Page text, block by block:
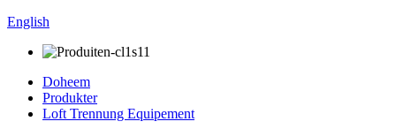
English
Doheem
Produkter
Loft Trennung Equipement